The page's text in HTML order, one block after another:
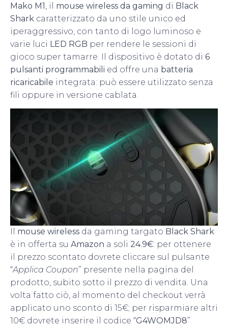
Mako M1, il mouse wireless da gaming di Black
Shark caratterizzato da uno stile unico ed
iperaggressivo, con tanto di logo luminoso e
varie luci LED RGB per rendere le sessioni di
gioco super tamarre. Il dispositivo è dotato di 6
pulsanti programmabili ed offre una batteria
ricaricabile integrata: può essere utilizzato senza
fili oppure in versione cablata.
mouse wireless da gaming targato Black Shark
è in offerta su Amazon a soli 24.9€: per ottenere
il prezzo scontato dovrete cliccare sul pulsante
“Applica Coupon” presente nella pagina del
prodotto, subito sotto il prezzo di vendita. Una
volta fatto ciò, al momento del checkout verrà
applicato uno sconto di 15€; per risparmiare altri
10€ dovrete inserire il codice “G4WOMJD8”